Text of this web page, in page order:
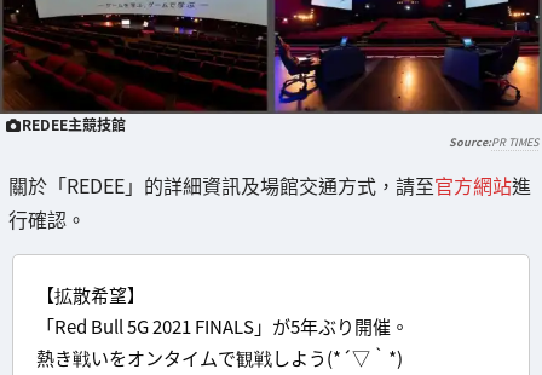
REDEE主競技館
PR TIMES
關於「REDEE」的詳細資訊及場館交通方式，請至官方網站進
行確認。
【拡散希望】
「Red Bull 5G 2021 FINALS」が5年ぶり開催。
熱き戦いをオンタイムで観戦しよう(*´▽｀*)